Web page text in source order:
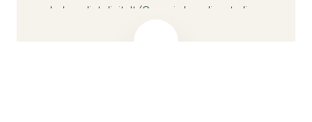
ubehageligt digitalt (Genvejs baselinestudie